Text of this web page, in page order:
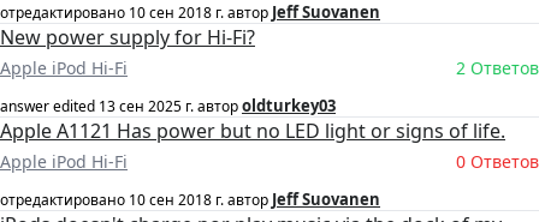
отредактировано 10 сен 2018 г.автор Jeff Suovanen
New power supply for Hi-Fi?
Apple iPod Hi-Fi 2 Ответов
answer edited 13 сен 2025 г.авторoldturkey03
Apple A1121 Has power but no LED light or signs of life.
Apple iPod Hi-Fi 0 Ответов
отредактировано 10 сен 2018 г.автор Jeff Suovanen